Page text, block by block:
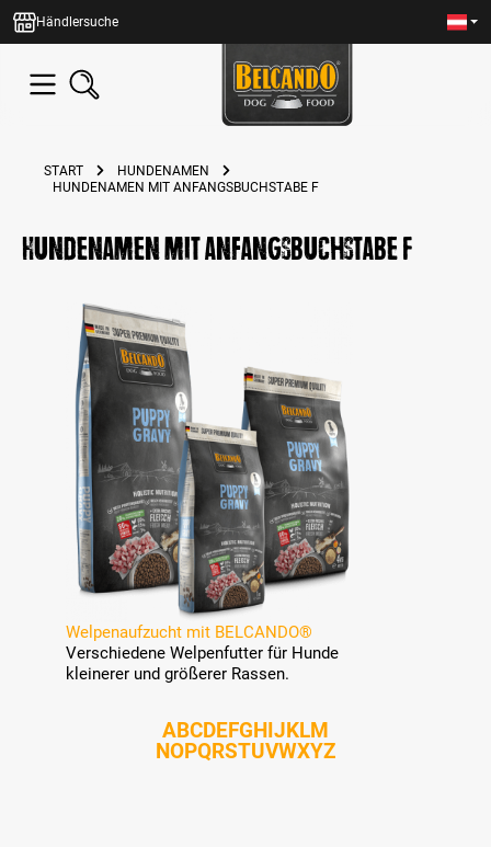
springen
Händlersuche
START
HUNDENAMEN
HUNDENAMEN MIT ANFANGSBUCHSTABE F
Hundenamen mit Anfangsbuchstabe F
Welpenaufzucht mit BELCANDO®
Verschiedene Welpenfutter für Hunde
kleinerer und größerer Rassen.
ABCDEFGHIJKLM
NOPQRSTUVWXYZ